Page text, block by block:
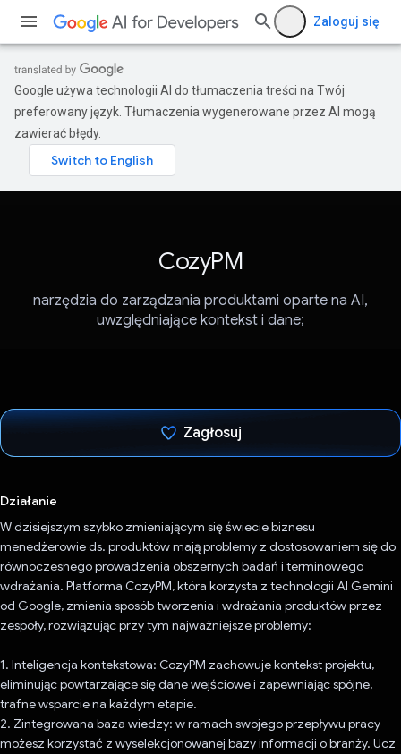
Zaloguj się
Google używa technologii AI do tłumaczenia treści na Twój
preferowany język. Tłumaczenia wygenerowane przez AI mogą
zawierać błędy.
CozyPM
narzędzia do zarządzania produktami oparte na AI,
uwzględniające kontekst i dane;
Zagłosuj
Działanie
W dzisiejszym szybko zmieniającym się świecie biznesu
menedżerowie ds. produktów mają problemy z dostosowaniem się do
równoczesnego prowadzenia obszernych badań i terminowego
wdrażania. Platforma CozyPM, która korzysta z technologii AI Gemini
od Google, zmienia sposób tworzenia i wdrażania produktów przez
zespoły, rozwiązując przy tym najważniejsze problemy:
1. Inteligencja kontekstowa: CozyPM zachowuje kontekst projektu,
eliminując powtarzające się dane wejściowe i zapewniając spójne,
trafne wsparcie na każdym etapie.
2. Zintegrowana baza wiedzy: w ramach swojego przepływu pracy
możesz korzystać z wyselekcjonowanej bazy informacji o branży. Ucz